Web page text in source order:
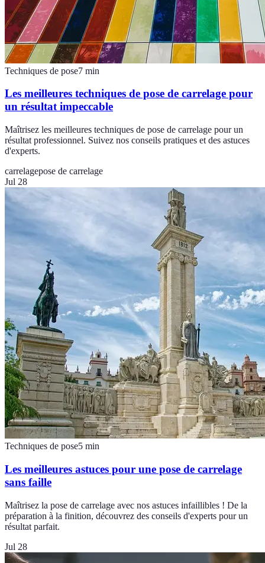
Techniques de pose7 min
Les meilleures techniques de pose de carrelage pour
un résultat impeccable
Maîtrisez les meilleures techniques de pose de carrelage pour un
résultat professionnel. Suivez nos conseils pratiques et des astuces
d'experts.
carrelagepose de carrelage
Jul 28
Techniques de pose5 min
Les meilleures astuces pour une pose de carrelage
sans faille
Maîtrisez la pose de carrelage avec nos astuces infaillibles ! De la
préparation à la finition, découvrez des conseils d'experts pour un
résultat parfait.
Jul 28